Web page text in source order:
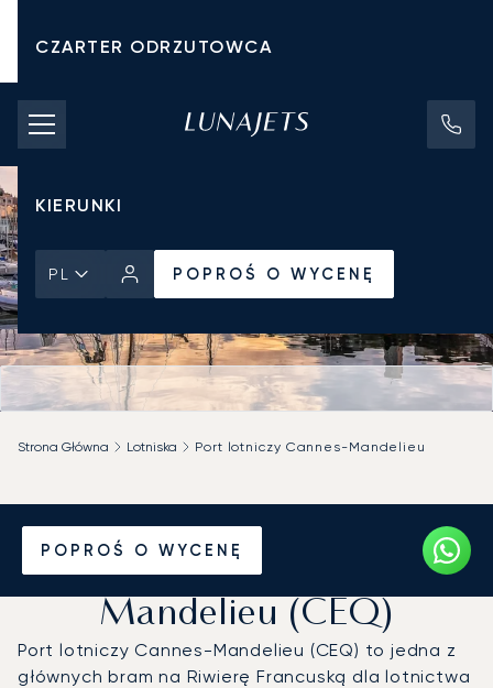
CZARTER ODRZUTOWCA
KOSZTY CZARTERU
PRYWATNE ODRZUTOWCE
KIERUNKI
PL POPROŚ O WYCENĘ
POPROŚ O WYCENĘ
Strona Główna Lotniska Port lotniczy Cannes-Mandelieu
Prywatny odrzutowiec na
Port lotniczy Cannes-
Mandelieu (CEQ)
Port lotniczy Cannes-Mandelieu (CEQ) to jedna z
głównych bram na Riwierę Francuską dla lotnictwa